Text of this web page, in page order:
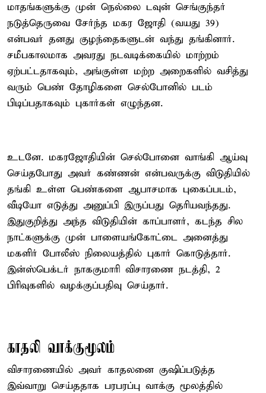
மாதங்களுக்கு முன் நெல்லை டவுன் செங்குந்தர்
நடுத்தெருவை சேர்ந்த மகர ஜோதி (வயது 39)
என்பவர் தனது குழந்தைகளுடன் வந்து தங்கினார்.
சமீபகாலமாக அவரது நடவடிக்கையில் மாற்றம்
ஏற்பட்டதாகவும், அங்குள்ள மற்ற அறைகளில் வசித்து
வரும் பெண் தோழிகளை செல்போனில் படம்
பிடிப்பதாகவும் புகார்கள் எழுந்தன.
உடனே. மகரஜோதியின் செல்போனை வாங்கி ஆய்வு
செய்தபோது அவர் கண்ணன் என்பவருக்கு விடுதியில்
தங்கி உள்ள பெண்களை ஆபாசமாக புகைப்படம்,
வீடியோ எடுத்து அனுப்பி இருப்பது தெரியவந்தது.
இதுகுறித்து அந்த விடுதியின் காப்பாளர், கடந்த சில
நாட்களுக்கு முன் பாளையங்கோட்டை அனைத்து
மகளிர் போலீஸ் நிலையத்தில் புகார் கொடுத்தார்.
இன்ஸ்பெக்டர் நாககுமாரி விசாரணை நடத்தி, 2
பிரிவுகளில் வழக்குப்பதிவு செய்தார்.
காதலி வாக்குமூலம்
விசாரணையில் அவர் காதலனை குஷிப்படுத்த
இவ்வாறு செய்ததாக பரபரப்பு வாக்கு மூலத்தில்